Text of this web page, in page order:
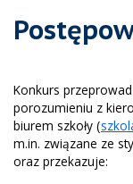
Konkurs
porozumieniu z
biurem szkoły (
m.in. związane ze
oraz przekazuje: